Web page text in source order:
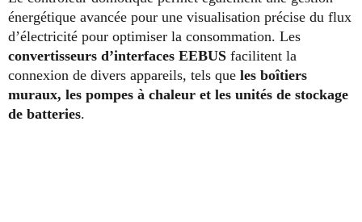
énergétique avancée pour une visualisation précise du flux
d’électricité pour optimiser la consommation. Les
convertisseurs d’interfaces EEBUS facilitent la
connexion de divers appareils, tels que les boîtiers
muraux, les pompes à chaleur et les unités de stockage
de batteries.